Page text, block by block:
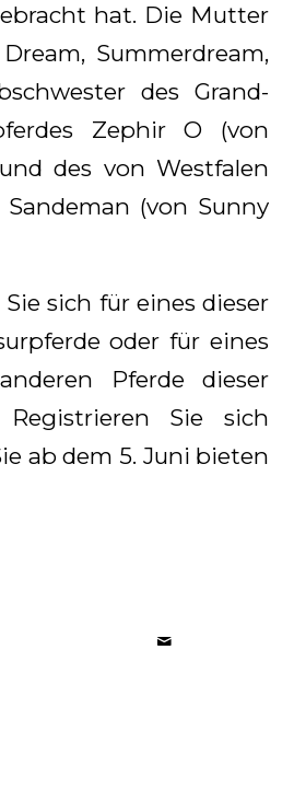
hat. Die Mutter
Summerdream,
des Grand-
Zephir O (von
des von Westfalen
(von Sunny
sich für eines dieser
oder für eines
Pferde dieser
Registrieren Sie sich
ab dem 5. Juni bieten